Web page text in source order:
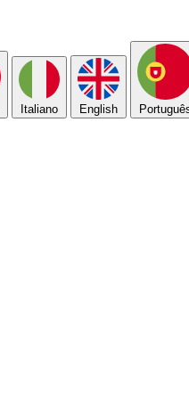
Italiano English